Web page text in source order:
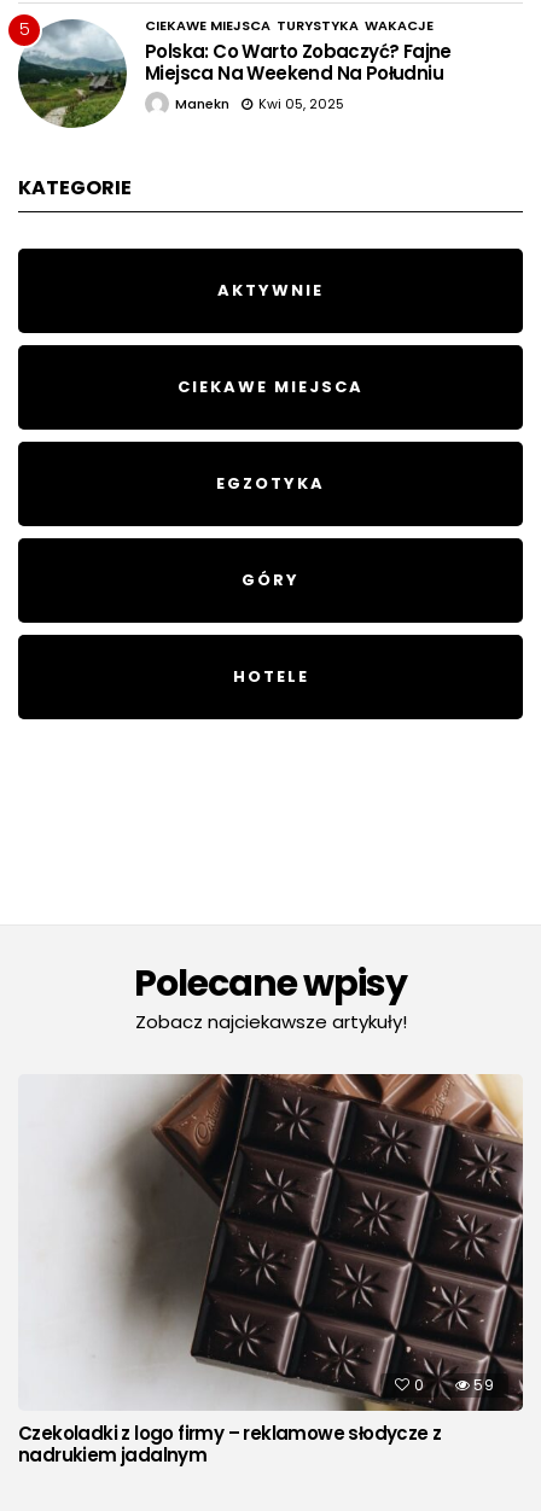
5 CIEKAWE MIEJSCA TURYSTYKA WAKACJE
Polska: Co Warto Zobaczyć? Fajne
Miejsca Na Weekend Na Południu
Manekn Kwi 05, 2025
KATEGORIE
AKTYWNIE
CIEKAWE MIEJSCA
EGZOTYKA
GÓRY
HOTELE
Polecane wpisy
Zobacz najciekawsze artykuły!
0 59
Czekoladki z logo firmy – reklamowe słodycze z
nadrukiem jadalnym